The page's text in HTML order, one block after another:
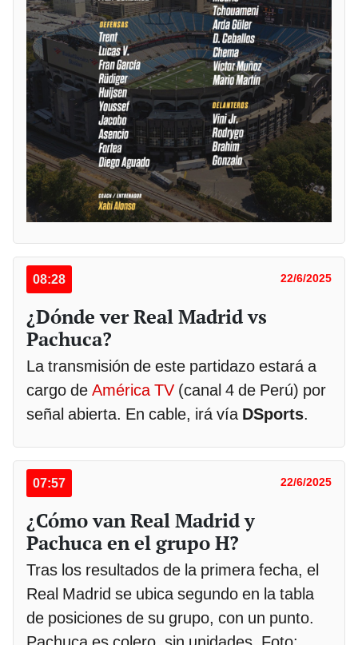
08:28 22/6/2025
¿Dónde ver Real Madrid vs
Pachuca?
La transmisión de este partidazo estará a
cargo de América TV (canal 4 de Perú) por
señal abierta. En cable, irá vía DSports.
07:57 22/6/2025
¿Cómo van Real Madrid y
Pachuca en el grupo H?
Tras los resultados de la primera fecha, el
Real Madrid se ubica segundo en la tabla
de posiciones de su grupo, con un punto.